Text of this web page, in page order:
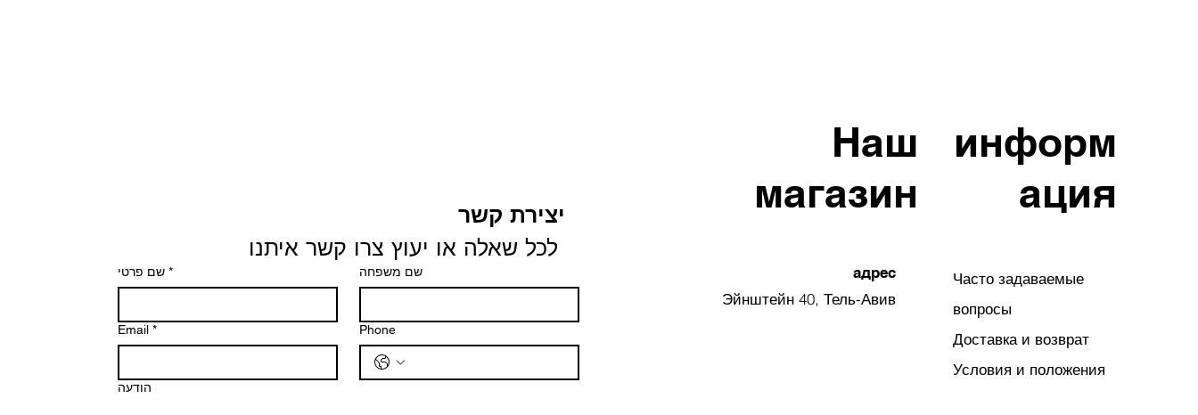
יצירת קשר
לכל שאלה או יעוץ צרו קשר איתנו
שם פרטי * שם משפחה
Email * Phone
הודעה
информ
ация
Наш
магазин
Часто задаваемые
вопросы
Доставка и возврат
Условия и положения
адрес
Эйнштейн 40, Тель-Авив